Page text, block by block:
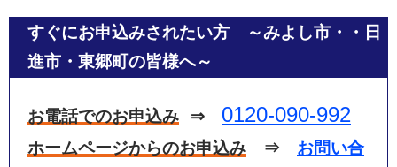
すぐにお申込みされたい方 ～みよし市・・日
進市・東郷町の皆様へ～
お電話でのお申込み ⇒ 0120-090-992
ホームページからのお申込み ⇒ お問い合